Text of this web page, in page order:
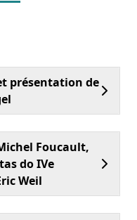
présentation de
Foucault,
do IVe
Weil